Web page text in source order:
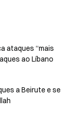
ataques “mais
ao Líbano
a Beirute e se